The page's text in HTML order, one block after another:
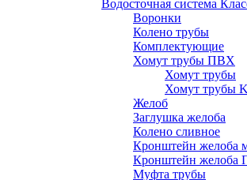
Водосточная система
Воронки
Колено трубы
Комплектующие
Хомут трубы ПВХ
Хомут трубы
Хомут трубы
Желоб
Заглушка желоба
Колено сливное
Кронштейн желоба
Кронштейн желоба
Муфта трубы